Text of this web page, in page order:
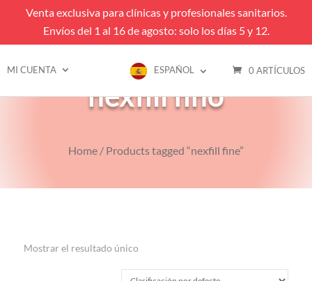
Venta exclusiva para clínicas y profesionales sanitarios.
Envíos del 1 al 16 de agosto: solo los días 5 y 12.
MI CUENTA ESPAÑOL 0 ARTÍCULOS
nexfill fino
Home/ Products tagged “nexfill fine”
Mostrar el resultado único